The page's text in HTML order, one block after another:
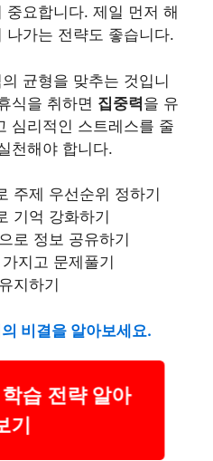
요합니다. 제일 먼저 해
나가는 전략도 좋습니다.
균형을 맞추는 것입니
식을 취하면 집중력을 유
심리적인 스트레스를 줄
천해야 합니다.
주제 우선순위 정하기
기억 강화하기
로 정보 공유하기
지고 문제풀기
지하기
비결을 알아보세요.
습 전략 알아
기